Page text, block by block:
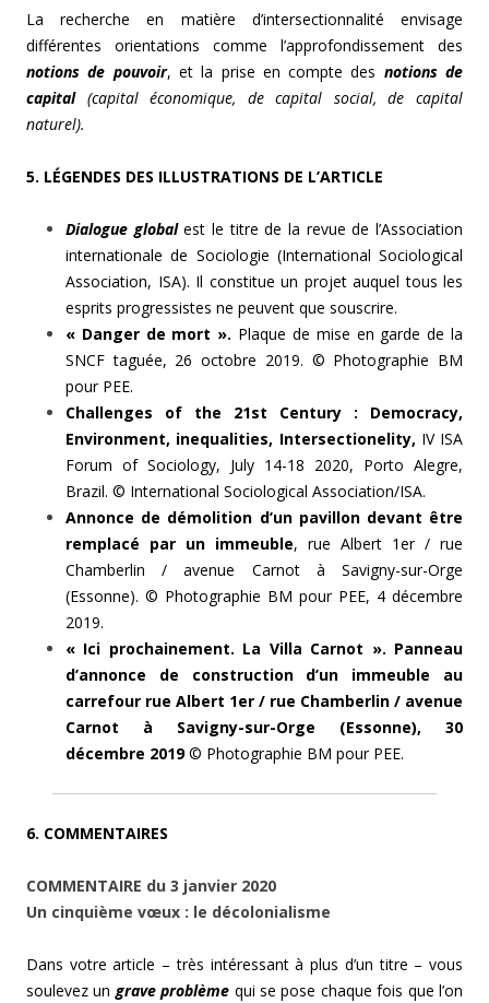
La recherche en matière d’intersectionnalité envisage
différentes orientations comme l’approfondissement des
notions de pouvoir, et la prise en compte des notions de
capital (capital économique, de capital social, de capital
naturel).
5. LÉGENDES DES ILLUSTRATIONS DE L’ARTICLE
Dialogue globalest le titre de la revue de l’Association
internationale de Sociologie (International Sociological
Association, ISA). Il constitue un projet auquel tous les
esprits progressistes ne peuvent que souscrire.
« Danger de mort ». Plaque de mise en garde de la
SNCF taguée, 26 octobre 2019. © Photographie BM
pour PEE.
Challenges of the 21st Century : Democracy,
Environment, inequalities, Intersectionelity, IV ISA
Forum of Sociology, July 14-18 2020, Porto Alegre,
Brazil. © International Sociological Association/ISA.
Annonce de démolition d’un pavillon devant être
remplacé par un immeuble, rue Albert 1er / rue
Chamberlin / avenue Carnot à Savigny-sur-Orge
(Essonne). © Photographie BM pour PEE, 4 décembre
2019.
« Ici prochainement. La Villa Carnot ». Panneau
d’annonce de construction d’un immeuble au
carrefour rue Albert 1er / rue Chamberlin / avenue
Carnot à Savigny-sur-Orge (Essonne), 30
décembre 2019© Photographie BM pour PEE.
6. COMMENTAIRES
COMMENTAIRE du 3 janvier 2020
Un cinquième vœux : le décolonialisme
Dans votre article – très intéressant à plus d’un titre – vous
soulevez ungrave problème qui se pose chaque fois que l’on